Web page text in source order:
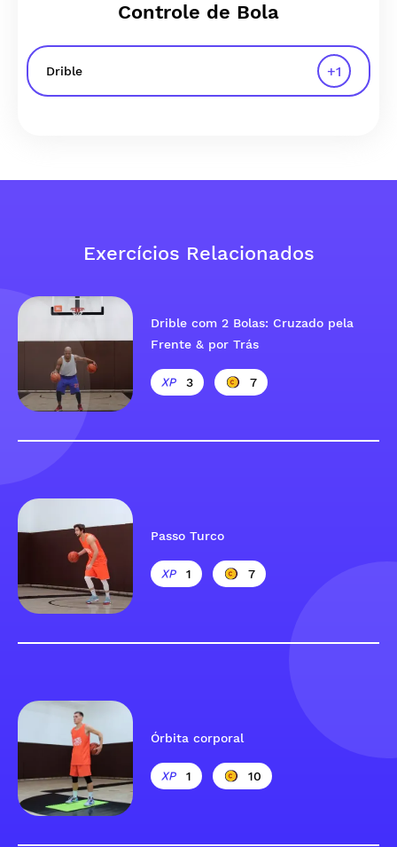
Controle de Bola
Drible +1
Exercícios Relacionados
Drible com 2 Bolas: Cruzado pela
Frente & por Trás
3 7
Passo Turco
1 7
Órbita corporal
1 10